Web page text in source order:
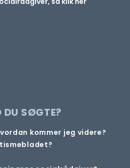
DU SØGTE?
kommer jeg videre?